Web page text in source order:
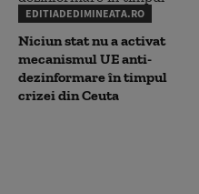
EDITIADEDIMINEATA.RO
Niciun stat nu a activat
mecanismul UE anti-
dezinformare în timpul
crizei din Ceuta